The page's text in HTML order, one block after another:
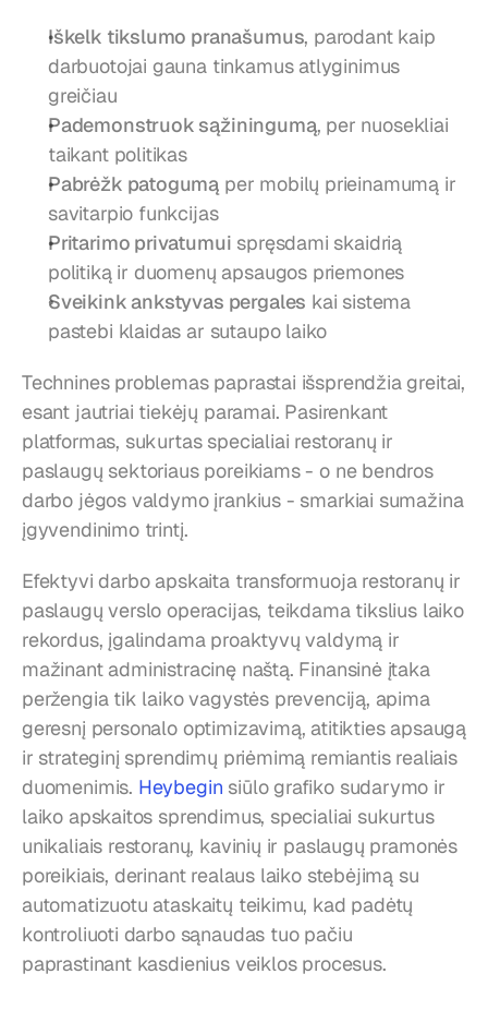
Iškelk tikslumo pranašumus, parodant kaip
darbuotojai gauna tinkamus atlyginimus
greičiau
Pademonstruok sąžiningumą, per nuosekliai
taikant politikas
Pabrėžk patogumą per mobilų prieinamumą ir
savitarpio funkcijas
Pritarimo privatumui spręsdami skaidrią
politiką ir duomenų apsaugos priemones
Sveikink ankstyvas pergales kai sistema
pastebi klaidas ar sutaupo laiko
Technines problemas paprastai išsprendžia greitai,
esant jautriai tiekėjų paramai. Pasirenkant
platformas, sukurtas specialiai restoranų ir
paslaugų sektoriaus poreikiams - o ne bendros
darbo jėgos valdymo įrankius - smarkiai sumažina
įgyvendinimo trintį.
Efektyvi darbo apskaita transformuoja restoranų ir
paslaugų verslo operacijas, teikdama tikslius laiko
rekordus, įgalindama proaktyvų valdymą ir
mažinant administracinę naštą. Finansinė įtaka
peržengia tik laiko vagystės prevenciją, apima
geresnį personalo optimizavimą, atitikties apsaugą
ir strateginį sprendimų priėmimą remiantis realiais
duomenimis. Heybegin siūlo grafiko sudarymo ir
laiko apskaitos sprendimus, specialiai sukurtus
unikaliais restoranų, kavinių ir paslaugų pramonės
poreikiais, derinant realaus laiko stebėjimą su
automatizuotu ataskaitų teikimu, kad padėtų
kontroliuoti darbo sąnaudas tuo pačiu
paprastinant kasdienius veiklos procesus.